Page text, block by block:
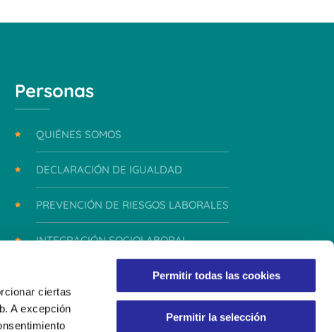
ciertas
A excepción
Permitir todas las cookies
Permitir la selección
Personas
QUIÉNES SOMOS
DECLARACIÓN DE IGUALDAD
PREVENCIÓN DE RIESGOS LABORALES
INTEGRACIÓN SOCIOLABORAL
INTEGRIDAD Y CONDUCTA